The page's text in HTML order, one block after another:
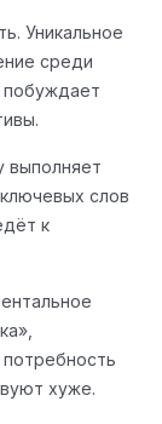
Уникальное
среди
побуждает
выполняет
слов
к
хуже.